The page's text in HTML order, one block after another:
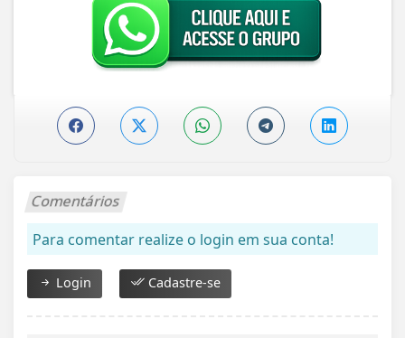
Comentários
Para comentar realize o login em sua conta!
Login Cadastre-se